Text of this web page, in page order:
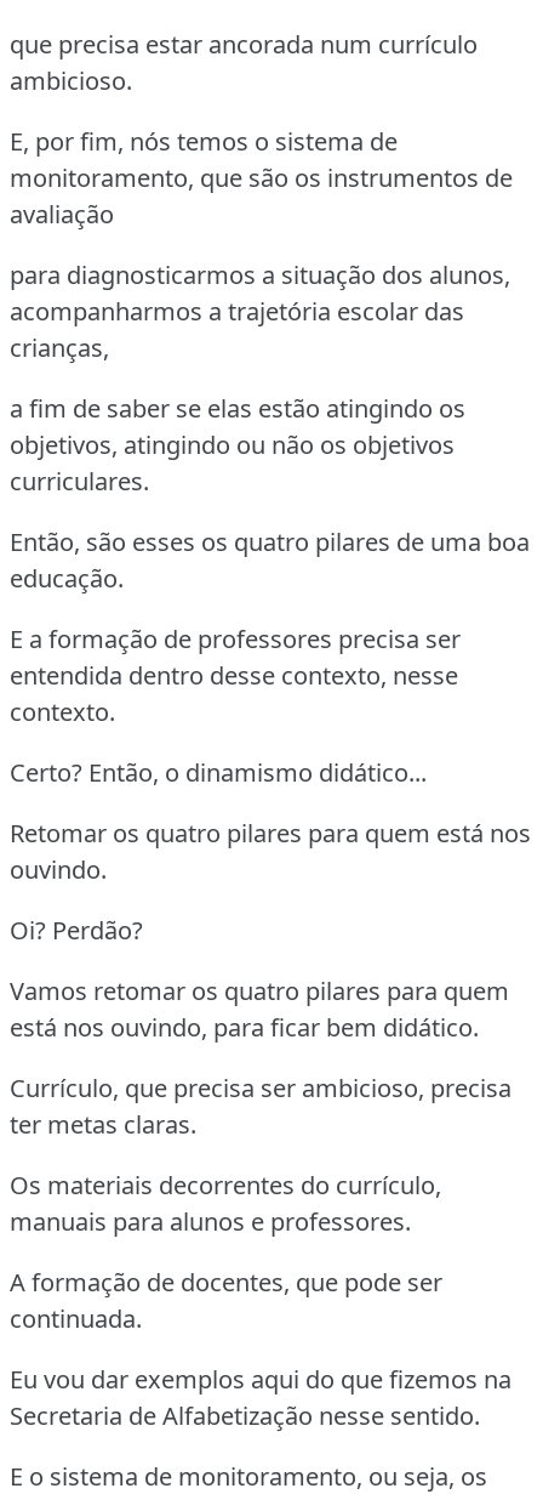
que precisa estar ancorada num currículo
ambicioso.
E, por fim, nós temos o sistema de
monitoramento, que são os instrumentos de
avaliação
para diagnosticarmos a situação dos alunos,
acompanharmos a trajetória escolar das
crianças,
a fim de saber se elas estão atingindo os
objetivos, atingindo ou não os objetivos
curriculares.
Então, são esses os quatro pilares de uma boa
educação.
E a formação de professores precisa ser
entendida dentro desse contexto, nesse
contexto.
Certo? Então, o dinamismo didático...
Retomar os quatro pilares para quem está nos
ouvindo.
Oi? Perdão?
Vamos retomar os quatro pilares para quem
está nos ouvindo, para ficar bem didático.
Currículo, que precisa ser ambicioso, precisa
ter metas claras.
Os materiais decorrentes do currículo,
manuais para alunos e professores.
A formação de docentes, que pode ser
continuada.
Eu vou dar exemplos aqui do que fizemos na
Secretaria de Alfabetização nesse sentido.
E o sistema de monitoramento, ou seja, os